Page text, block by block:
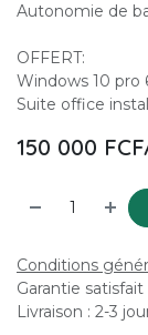
Autonomie de
OFFERT:
Windows 10 pro
Suite office
150 000
Conditions
Garantie
Livraison : 2-3